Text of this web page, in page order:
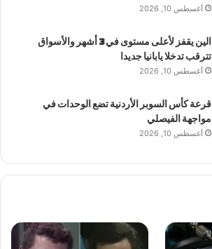
أغسطس 10, 2026
الين يقفز لأعلى مستوى في 3 أشهر والأسواق
تترقب تدخلا يابانيا جديدا
أغسطس 10, 2026
قرعة كأس السوبر الأردنية تضع الوحدات في
مواجهة الفيصلي
أغسطس 10, 2026